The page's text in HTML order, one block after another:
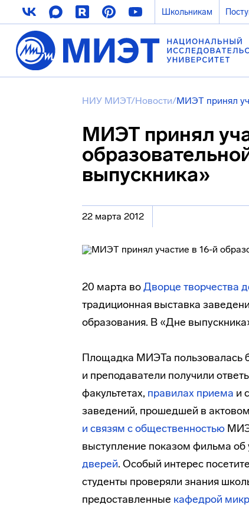
Школьникам
НИУ МИЭТ/Новости/МИЭТ принял
МИЭТ принял
выпускника»
22 марта 2012
20 марта воДворце творчества
традиционная выставка
образования. В «Дне
Площадка МИЭТа пользовалась
и преподаватели получили
факультетах, правилах приема и
заведений, прошедшей в
и связям с общественностью
выступление показом фильма
дверей. Особый интерес
студенты проверяли знания
предоставленные кафедрой